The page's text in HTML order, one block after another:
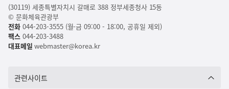
(30119) 세종특별자치시 갈매로 388 정부세종청사 15동
© 문화체육관광부
전화044-203-3555 (월-금 09:00 - 18:00, 공휴일 제외)
팩스044-203-3488
대표메일 webmaster@korea.kr
관련사이트